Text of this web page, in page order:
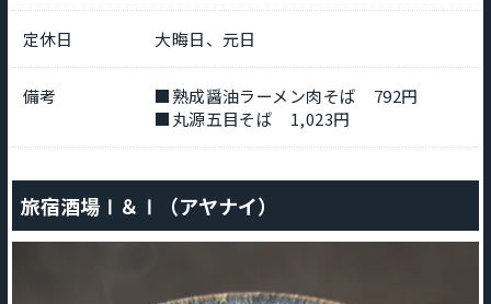
定休日 大晦日、元日
備考
■熟成醤油ラーメン肉そば 792円
■丸源五目そば 1,023円
旅宿酒場Ⅰ＆Ⅰ（アヤナイ）